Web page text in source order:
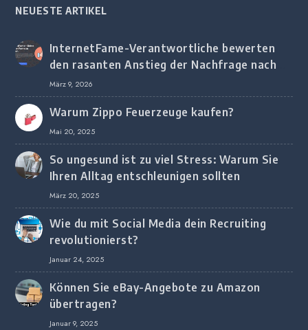
NEUESTE ARTIKEL
InternetFame-Verantwortliche bewerten
den rasanten Anstieg der Nachfrage nach
digitalem Marketing bei deutschen
Unternehmen
März 9, 2026
Warum Zippo Feuerzeuge kaufen?
Mai 20, 2025
So ungesund ist zu viel Stress: Warum Sie
Ihren Alltag entschleunigen sollten
März 20, 2025
Wie du mit Social Media dein Recruiting
revolutionierst?
Januar 24, 2025
Können Sie eBay-Angebote zu Amazon
übertragen?
Januar 9, 2025